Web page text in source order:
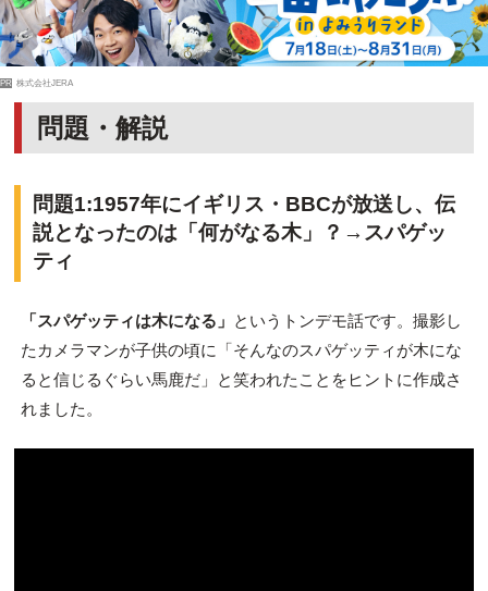
PR 株式会社JERA
問題・解説
問題1:1957年にイギリス・BBCが放送し、伝
説となったのは「何がなる木」？→スパゲッ
ティ
「スパゲッティは木になる」 というトンデモ話です。撮影し
たカメラマンが子供の頃に「そんなのスパゲッティが木にな
ると信じるぐらい馬鹿だ」と笑われたことをヒントに作成さ
れました。